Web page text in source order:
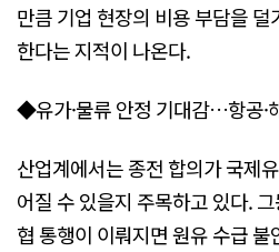
만큼 기업 현장의 비용 부담을
한다는 지적이 나온다.
◆유가·물류 안정 기대감…항공·
산업계에서는 종전 합의가 국제
어질 수 있을지 주목하고 있다.
협 통행이 이뤄지면 원유 수급 불